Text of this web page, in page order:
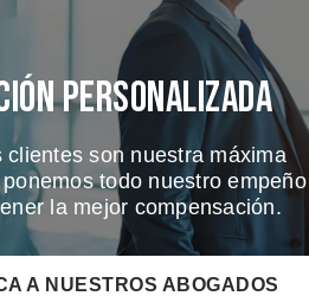
Personalizada
clientes son nuestra máxima
todo nuestro empeño
la mejor compensación.
A NUESTROS ABOGADOS